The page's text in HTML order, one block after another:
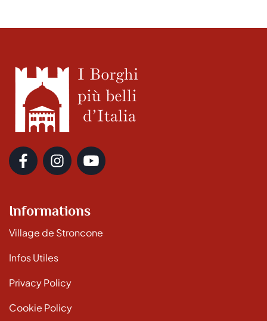
Informations
Village de Stroncone
Infos Utiles
Privacy Policy
Cookie Policy